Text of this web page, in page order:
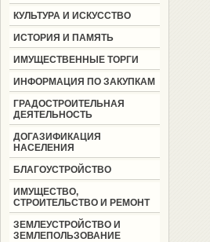
КУЛЬТУРА И ИСКУССТВО
ИСТОРИЯ И ПАМЯТЬ
ИМУЩЕСТВЕННЫЕ ТОРГИ
ИНФОРМАЦИЯ ПО ЗАКУПКАМ
ГРАДОСТРОИТЕЛЬНАЯ
ДЕЯТЕЛЬНОСТЬ
ДОГАЗИФИКАЦИЯ
НАСЕЛЕНИЯ
БЛАГОУСТРОЙСТВО
ИМУЩЕСТВО,
СТРОИТЕЛЬСТВО И РЕМОНТ
ЗЕМЛЕУСТРОЙСТВО И
ЗЕМЛЕПОЛЬЗОВАНИЕ